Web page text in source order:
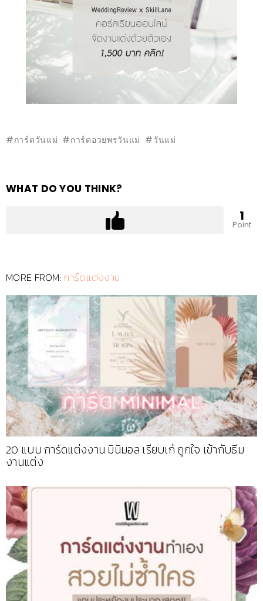
การ์ดวันแม่ การ์ดอวยพรวันแม่ วันแม่
WHAT DO YOU THINK?
1
Point
MORE FROM:การ์ดแต่งงาน
20 แบบ การ์ดแต่งงาน มินิมอล เรียบเก๋ ถูกใจ เข้ากับธีม
งานแต่ง